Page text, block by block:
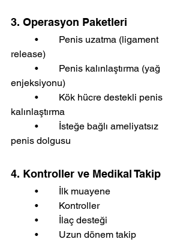
3. Operasyon Paketleri
release)
enjeksiyonu)
kalınlaştırma
penis dolgusu
4. Kontroller ve Medikal Takip
	•	İlk muayene
	•	Kontroller
	•	İlaç desteği
	•	Uzun dönem takip